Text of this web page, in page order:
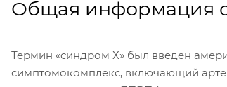
Общая информация
Термин «синдром Х» был введен
симптомокомплекс, включающий